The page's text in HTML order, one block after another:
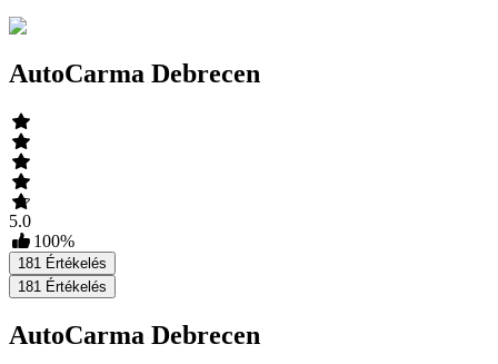
AutoCarma Debrecen
5.0
100%
181 Értékelés
181 Értékelés
AutoCarma Debrecen